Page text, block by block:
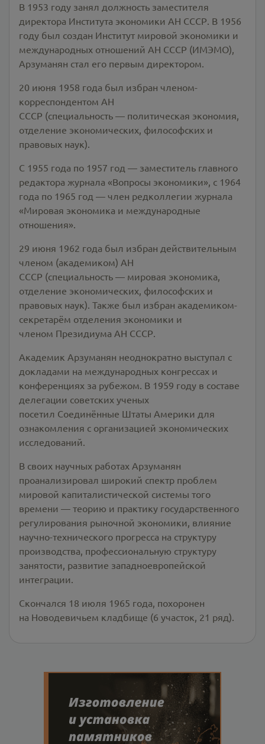
В 1953 году занял должность заместителя
директора Института экономики АН СССР. В 1956
году был создан Институт мировой экономики и
международных отношений АН СССР (ИМЭМО),
Арзуманян стал его первым директором.
20 июня 1958 года был избран членом-
корреспондентом АН
СССР (специальность — политическая экономия,
отделение экономических, философских и
правовых наук).
С 1955 года по 1957 год — заместитель главного
редактора журнала «Вопросы экономики», с 1964
года по 1965 год — член редколлегии журнала
«Мировая экономика и международные
отношения».
29 июня 1962 года был избран действительным
членом (академиком) АН
СССР (специальность — мировая экономика,
отделение экономических, философских и
правовых наук). Также был избран академиком-
секретарём отделения экономики и
членом Президиума АН СССР.
Академик Арзуманян неоднократно выступал с
докладами на международных конгрессах и
конференциях за рубежом. В 1959 году в составе
делегации советских ученых
посетил Соединённые Штаты Америки для
ознакомления с организацией экономических
исследований.
В своих научных работах Арзуманян
проанализировал широкий спектр проблем
мировой капиталистической системы того
времени — теорию и практику государственного
регулирования рыночной экономики, влияние
научно-технического прогресса на структуру
производства, профессиональную структуру
занятости, развитие западноевропейской
интеграции.
Скончался 18 июля 1965 года, похоронен
на Новодевичьем кладбище (6 участок, 21 ряд).